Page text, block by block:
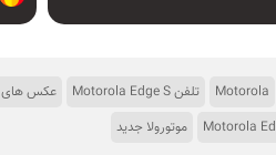
Motorola تلفن Motorola Edge S عکس های Motorola Edge S
موتورولا جدید